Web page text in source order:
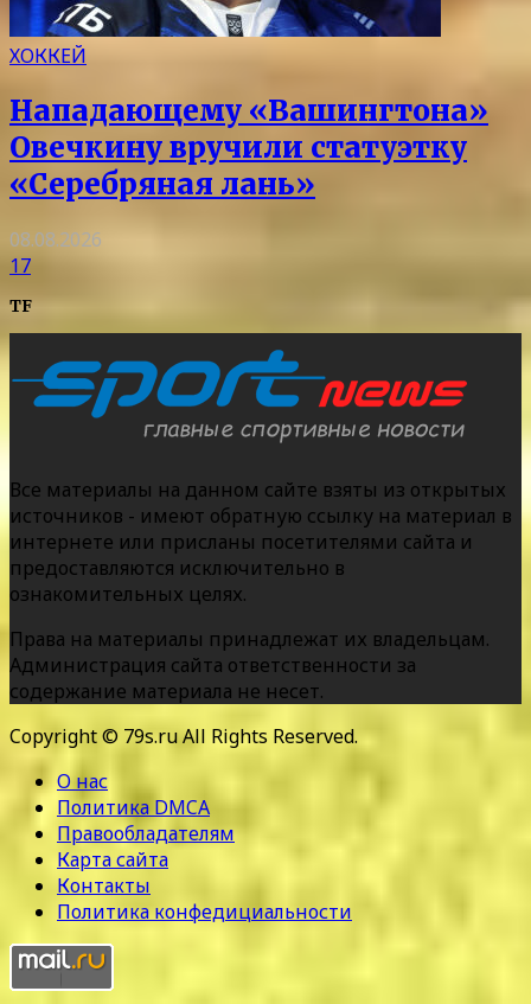
ХОККЕЙ
Нападающему «Вашингтона»
Овечкину вручили статуэтку
«Серебряная лань»
08.08.2026
17
TF
Все материалы на данном сайте взяты из открытых
источников - имеют обратную ссылку на материал в
интернете или присланы посетителями сайта и
предоставляются исключительно в
ознакомительных целях.
Права на материалы принадлежат их владельцам.
Администрация сайта ответственности за
содержание материала не несет.
Copyright © 79s.ru All Rights Reserved.
О нас
Политика DMCA
Правообладателям
Карта сайта
Контакты
Политика конфедициальности